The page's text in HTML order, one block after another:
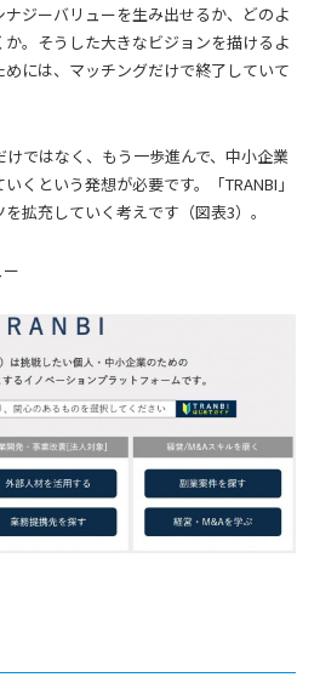
ジーバリューを生み出せるか、どのよ
。そうした大きなビジョンを描けるよ
には、マッチングだけで終了していて
ではなく、もう一歩進んで、中小企業
くという発想が必要です。「TRANBI」
拡充していく考えです（図表3）。